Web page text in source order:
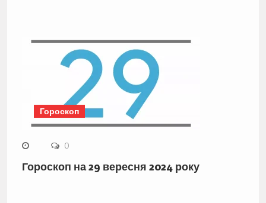
Гороскоп
0
Гороскоп на 29 вересня 2024 року